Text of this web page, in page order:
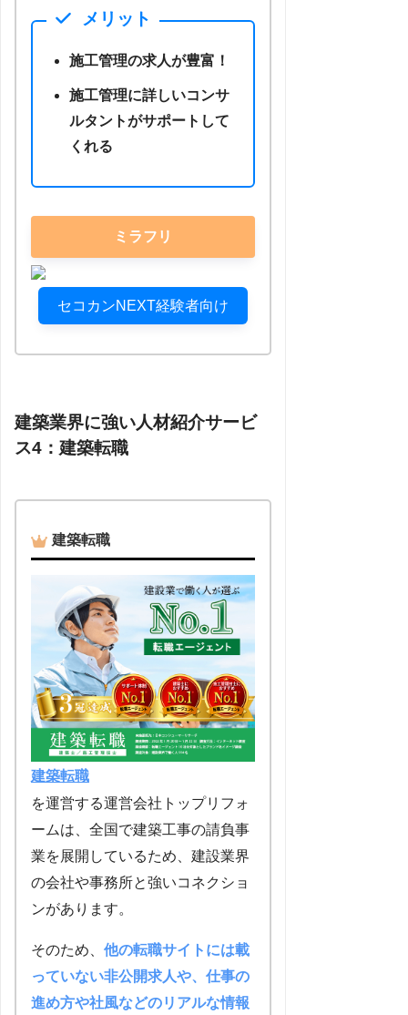
メリット
施工管理の求人が豊富！
施工管理に詳しいコンサ
ルタントがサポートして
くれる
ミラフリ
セコカンNEXT経験者向け
建築業界に強い人材紹介サービ
ス4：建築転職
建築転職
建築転職
を運営する運営会社トップリフォ
ームは、全国で建築工事の請負事
業を展開しているため、建設業界
の会社や事務所と強いコネクショ
ンがあります。
そのため、 他の転職サイトには載
っていない非公開求人や、仕事の
進め方や社風などのリアルな情報